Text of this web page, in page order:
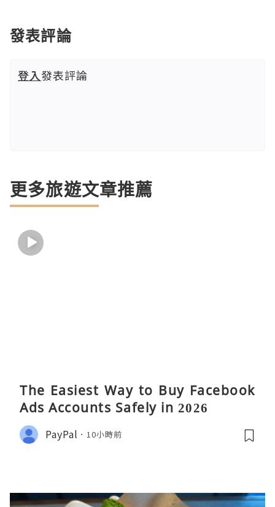
發表評論
登入發表評論
更多旅遊文章推薦
The Easiest Way to Buy Facebook
Ads Accounts Safely in 2026
PayPal 10小時前